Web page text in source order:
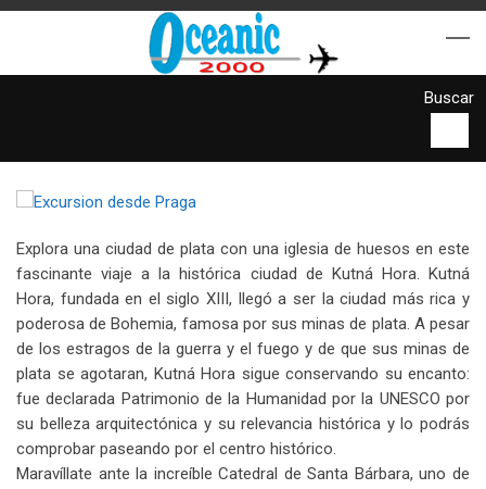
Buscar
Explora una ciudad de plata con una iglesia de huesos en este
fascinante viaje a la histórica ciudad de Kutná Hora. Kutná
Hora, fundada en el siglo XIII, llegó a ser la ciudad más rica y
poderosa de Bohemia, famosa por sus minas de plata. A pesar
de los estragos de la guerra y el fuego y de que sus minas de
plata se agotaran, Kutná Hora sigue conservando su encanto:
fue declarada Patrimonio de la Humanidad por la UNESCO por
su belleza arquitectónica y su relevancia histórica y lo podrás
comprobar paseando por el centro histórico.
Maravíllate ante la increíble Catedral de Santa Bárbara, uno de